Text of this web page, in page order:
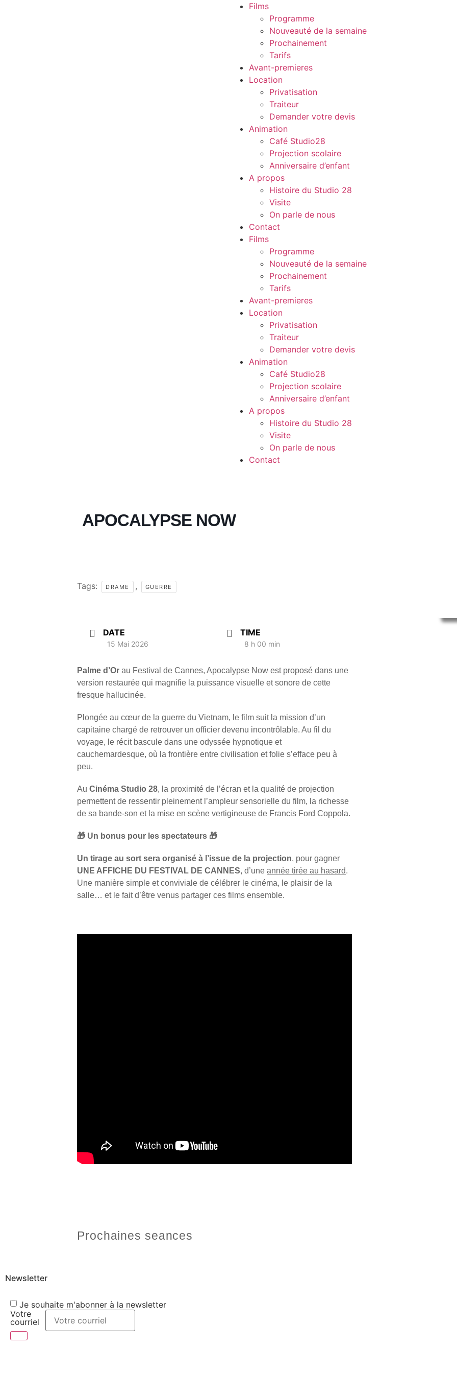
Films
Programme
Nouveauté de la semaine
Prochainement
Tarifs
Avant-premieres
Location
Privatisation
Traiteur
Demander votre devis
Animation
Café Studio28
Projection scolaire
Anniversaire d’enfant
A propos
Histoire du Studio 28
Visite
On parle de nous
Contact
Films
Programme
Nouveauté de la semaine
Prochainement
Tarifs
Avant-premieres
Location
Privatisation
Traiteur
Demander votre devis
Animation
Café Studio28
Projection scolaire
Anniversaire d’enfant
A propos
Histoire du Studio 28
Visite
On parle de nous
Contact
APOCALYPSE NOW
Tags: DRAME , GUERRE
DATE
15 Mai 2026
TIME
8 h 00 min
Palme d’Or au Festival de Cannes, Apocalypse Now est proposé dans une
version restaurée qui magnifie la puissance visuelle et sonore de cette
fresque hallucinée.
Plongée au cœur de la guerre du Vietnam, le film suit la mission d’un
capitaine chargé de retrouver un officier devenu incontrôlable. Au fil du
voyage, le récit bascule dans une odyssée hypnotique et
cauchemardesque, où la frontière entre civilisation et folie s’efface peu à
peu.
Au Cinéma Studio 28, la proximité de l’écran et la qualité de projection
permettent de ressentir pleinement l’ampleur sensorielle du film, la richesse
de sa bande-son et la mise en scène vertigineuse de Francis Ford Coppola.
🎁 Un bonus pour les spectateurs 🎁
Un tirage au sort sera organisé à l’issue de la projection, pour gagner
UNE AFFICHE DU FESTIVAL DE CANNES, d’une année tirée au hasard.
Une manière simple et conviviale de célébrer le cinéma, le plaisir de la
salle… et le fait d’être venus partager ces films ensemble.
Prochaines seances
Newsletter
Je souhaite m'abonner à la newsletter
Votre
courriel